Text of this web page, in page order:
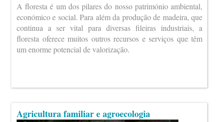
A floresta é um dos pilares do nosso património ambiental,
económico e social. Para além da produção de madeira, que
continua a ser vital para diversas fileiras industriais, a
floresta oferece muitos outros recursos e serviços que têm
um enorme potencial de valorização.
Agricultura familiar e agroecologia